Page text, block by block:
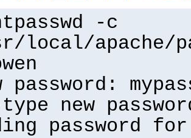
-c
local/apache/
password:
type new
password